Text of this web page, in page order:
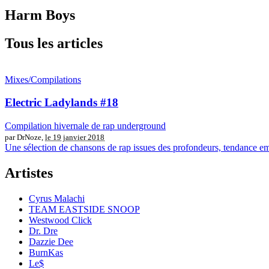
Harm Boys
Tous les articles
Mixes/Compilations
Electric Ladylands #18
Compilation hivernale de rap underground
par DrNoze, le 19 janvier 2018
Une sélection de chansons de rap issues des profondeurs, tendance
Artistes
Cyrus Malachi
TEAM EASTSIDE SNOOP
Westwood Click
Dr. Dre
Dazzie Dee
BurnKas
Le$